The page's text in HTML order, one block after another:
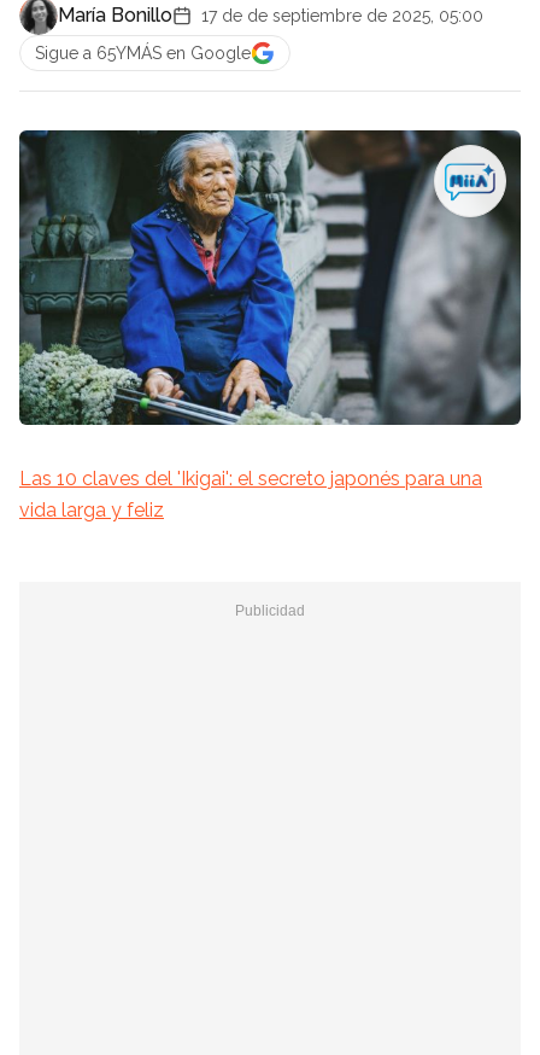
María Bonillo
17 de de septiembre de 2025, 05:00
Sigue a 65YMÁS en Google
Las 10 claves del 'Ikigai': el secreto japonés para una
vida larga y feliz